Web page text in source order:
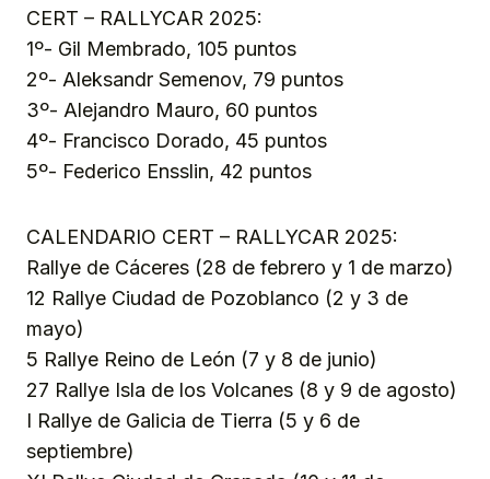
CERT – RALLYCAR 2025:
1º- Gil Membrado, 105 puntos
2º- Aleksandr Semenov, 79 puntos
3º- Alejandro Mauro, 60 puntos
4º- Francisco Dorado, 45 puntos
5º- Federico Ensslin, 42 puntos
CALENDARIO CERT – RALLYCAR 2025:
Rallye de Cáceres (28 de febrero y 1 de marzo)
12 Rallye Ciudad de Pozoblanco (2 y 3 de
mayo)
5 Rallye Reino de León (7 y 8 de junio)
27 Rallye Isla de los Volcanes (8 y 9 de agosto)
I Rallye de Galicia de Tierra (5 y 6 de
septiembre)